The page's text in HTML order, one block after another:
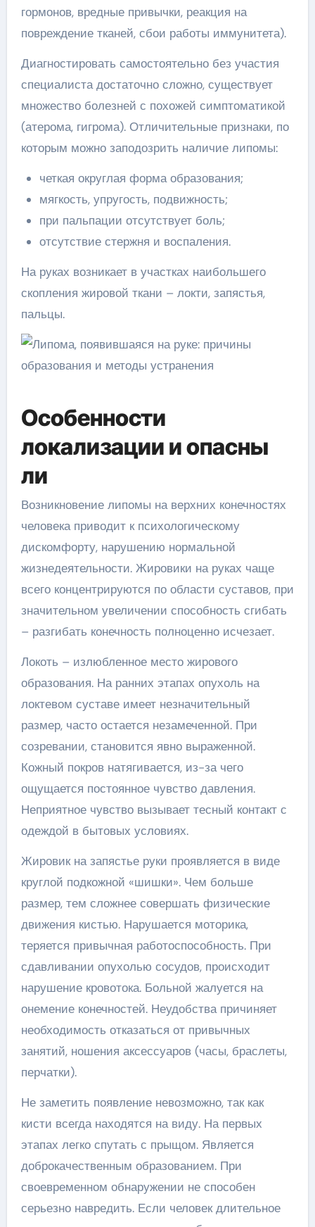
гормонов, вредные привычки, реакция на
повреждение тканей, сбои работы иммунитета).
Диагностировать самостоятельно без участия
специалиста достаточно сложно, существует
множество болезней с похожей симптоматикой
(атерома, гигрома). Отличительные признаки, по
которым можно заподозрить наличие липомы:
четкая округлая форма образования;
мягкость, упругость, подвижность;
при пальпации отсутствует боль;
отсутствие стержня и воспаления.
На руках возникает в участках наибольшего
скопления жировой ткани – локти, запястья,
пальцы.
Особенности
локализации и опасны
ли
Возникновение липомы на верхних конечностях
человека приводит к психологическому
дискомфорту, нарушению нормальной
жизнедеятельности. Жировики на руках чаще
всего концентрируются по области суставов, при
значительном увеличении способность сгибать
– разгибать конечность полноценно исчезает.
Локоть – излюбленное место жирового
образования. На ранних этапах опухоль на
локтевом суставе имеет незначительный
размер, часто остается незамеченной. При
созревании, становится явно выраженной.
Кожный покров натягивается, из-за чего
ощущается постоянное чувство давления.
Неприятное чувство вызывает тесный контакт с
одеждой в бытовых условиях.
Жировик на запястье руки проявляется в виде
круглой подкожной «шишки». Чем больше
размер, тем сложнее совершать физические
движения кистью. Нарушается моторика,
теряется привычная работоспособность. При
сдавливании опухолью сосудов, происходит
нарушение кровотока. Больной жалуется на
онемение конечностей. Неудобства причиняет
необходимость отказаться от привычных
занятий, ношения аксессуаров (часы, браслеты,
перчатки).
Не заметить появление невозможно, так как
кисти всегда находятся на виду. На первых
этапах легко спутать с прыщом. Является
доброкачественным образованием. При
своевременном обнаружении не способен
серьезно навредить. Если человек длительное